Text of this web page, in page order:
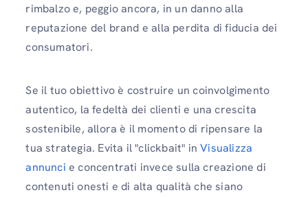
rimbalzo e, peggio ancora, in un danno alla
reputazione del brand e alla perdita di fiducia dei
consumatori.
Se il tuo obiettivo è costruire un coinvolgimento
autentico, la fedeltà dei clienti e una crescita
sostenibile, allora è il momento di ripensare la
tua strategia. Evita il "clickbait" inVisualizza
annunci e concentrati invece sulla creazione di
contenuti onesti e di alta qualità che siano